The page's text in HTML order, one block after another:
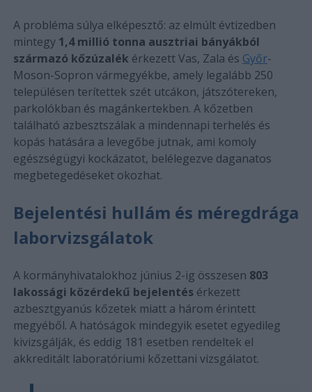
A probléma súlya elképesztő: az elmúlt évtizedben
mintegy 1,4 millió tonna ausztriai bányákból
származó kőzúzalék érkezett Vas, Zala és Győr-
Moson-Sopron vármegyékbe, amely legalább 250
településen terítettek szét utcákon, játszótereken,
parkolókban és magánkertekben. A kőzetben
található azbesztszálak a mindennapi terhelés és
kopás hatására a levegőbe jutnak, ami komoly
egészségügyi kockázatot, belélegezve daganatos
megbetegedéseket okozhat.
Bejelentési hullám és méregdrága
laborvizsgálatok
A kormányhivatalokhoz június 2-ig összesen 803
lakossági közérdekű bejelentésérkezett
azbesztgyanús kőzetek miatt a három érintett
megyéből. A hatóságok mindegyik esetet egyedileg
kivizsgálják, és eddig 181 esetben rendeltek el
akkreditált laboratóriumi kőzettani vizsgálatot.